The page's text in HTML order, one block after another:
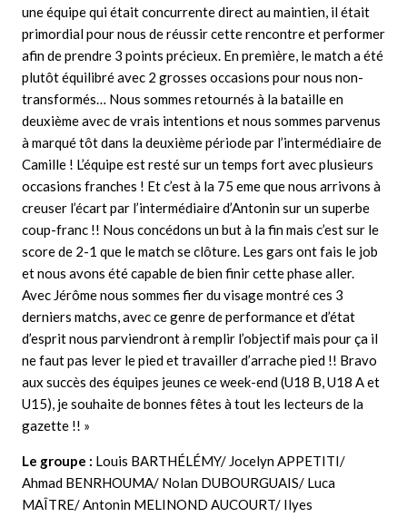
une équipe qui était concurrente direct au maintien, il était
primordial pour nous de réussir cette rencontre et performer
afin de prendre 3 points précieux. En première, le match a été
plutôt équilibré avec 2 grosses occasions pour nous non-
transformés… Nous sommes retournés à la bataille en
deuxième avec de vrais intentions et nous sommes parvenus
à marqué tôt dans la deuxième période par l’intermédiaire de
Camille ! L’équipe est resté sur un temps fort avec plusieurs
occasions franches ! Et c’est à la 75 eme que nous arrivons à
creuser l’écart par l’intermédiaire d’Antonin sur un superbe
coup-franc !! Nous concédons un but à la fin mais c’est sur le
score de 2-1 que le match se clôture. Les gars ont fais le job
et nous avons été capable de bien finir cette phase aller.
Avec Jérôme nous sommes fier du visage montré ces 3
derniers matchs, avec ce genre de performance et d’état
d’esprit nous parviendront à remplir l’objectif mais pour ça il
ne faut pas lever le pied et travailler d’arrache pied !! Bravo
aux succès des équipes jeunes ce week-end (U18 B, U18 A et
U15), je souhaite de bonnes fêtes à tout les lecteurs de la
gazette !! »
Le groupe : Louis BARTHÉLÉMY/ Jocelyn APPETITI/
Ahmad BENRHOUMA/ Nolan DUBOURGUAIS/ Luca
MAÎTRE/ Antonin MELINOND AUCOURT/ Ilyes